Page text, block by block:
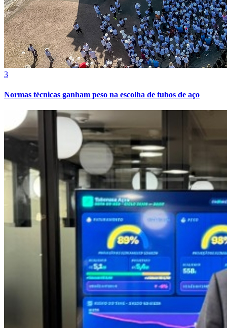
3
Normas técnicas ganham peso na escolha de tubos de aço